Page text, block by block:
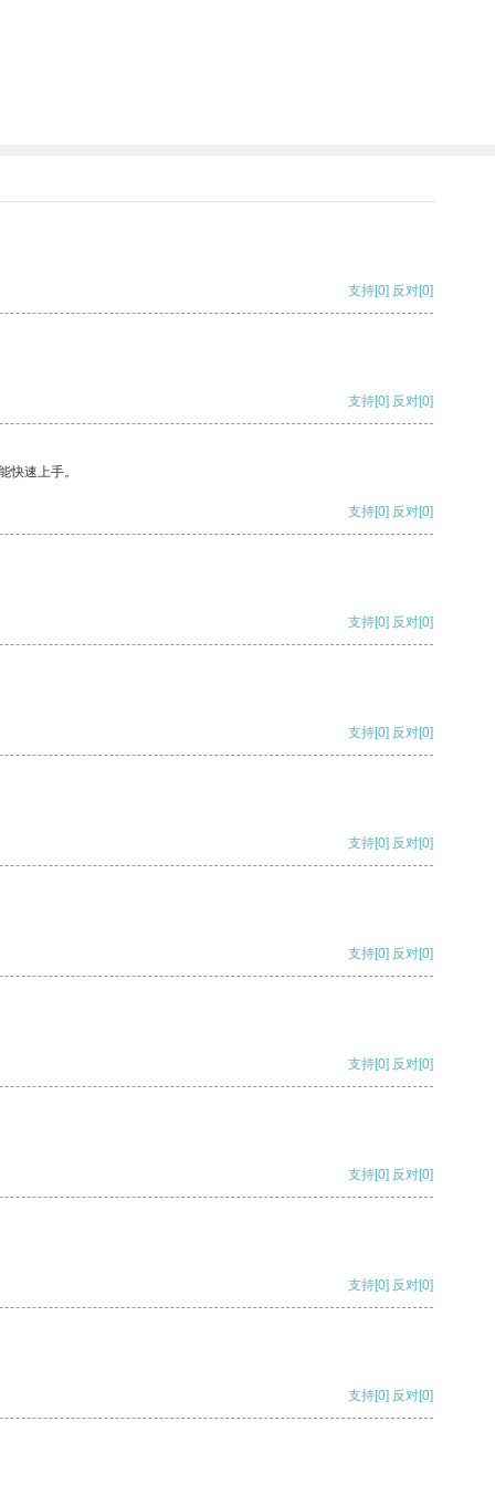
支持[0] 反对[0]
支持[0] 反对[0]
快速上手。
支持[0] 反对[0]
支持[0] 反对[0]
支持[0] 反对[0]
支持[0] 反对[0]
支持[0] 反对[0]
支持[0] 反对[0]
支持[0] 反对[0]
支持[0] 反对[0]
支持[0] 反对[0]